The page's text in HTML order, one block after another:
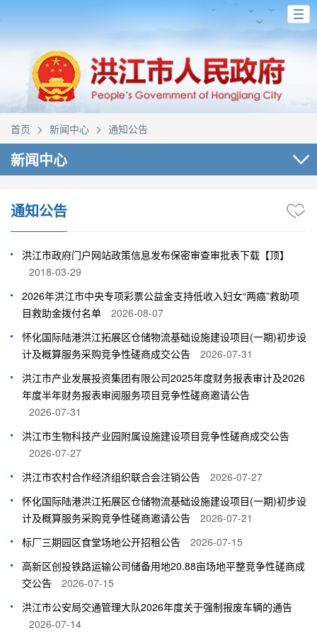
首页 > 新闻中心 > 通知公告
新闻中心
通知公告
洪江市政府门户网站政策信息发布保密审查审批表下载【顶】
2018-03-29
2026年洪江市中央专项彩票公益金支持低收入妇女“两癌”救助项
目救助金拨付名单
2026-08-07
怀化国际陆港洪江拓展区仓储物流基础设施建设项目(一期)初步设
计及概算服务采购竞争性磋商成交公告
2026-07-31
洪江市产业发展投资集团有限公司2025年度财务报表审计及2026
年度半年财务报表审阅服务项目竞争性磋商邀请公告
2026-07-31
洪江市生物科技产业园附属设施建设项目竞争性磋商成交公告
2026-07-27
洪江市农村合作经济组织联合会注销公告
2026-07-27
怀化国际陆港洪江拓展区仓储物流基础设施建设项目(一期)初步设
计及概算服务采购竞争性磋商邀请公告
2026-07-21
标厂三期园区食堂场地公开招租公告
2026-07-15
高新区创投铁路运输公司储备用地20.88亩场地平整竞争性磋商成
交公告
2026-07-15
洪江市公安局交通管理大队2026年度关于强制报废车辆的通告
2026-07-14